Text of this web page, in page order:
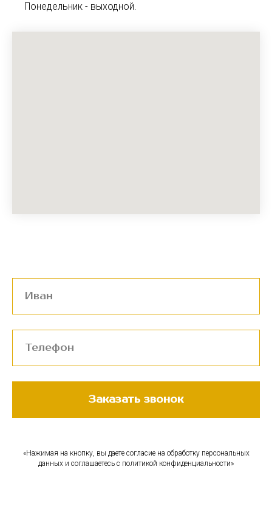
Понедельник - выходной.
Заказать звонок
«Нажимая на кнопку, вы даете согласие на обработку персональных
данных и соглашаетесь c политикой конфиденциальности»